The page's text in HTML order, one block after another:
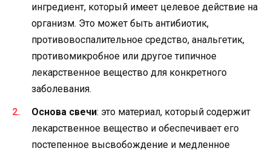
ингредиент, который имеет целевое действие на
организм. Это может быть антибиотик,
противовоспалительное средство, анальгетик,
противомикробное или другое типичное
лекарственное вещество для конкретного
заболевания.
Основа свечи: это материал, который содержит
лекарственное вещество и обеспечивает его
постепенное высвобождение и медленное